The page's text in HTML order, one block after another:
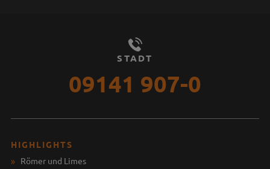
STADT
09141 907-0
HIGHLIGHTS
Römer und Limes